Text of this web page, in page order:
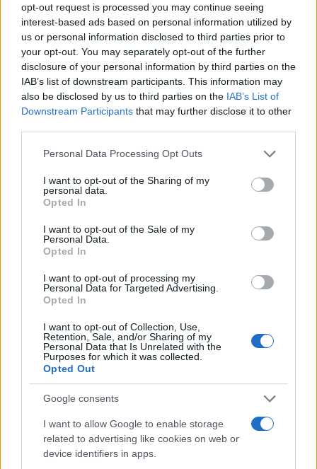
opt-out request is processed you may continue seeing
interest-based ads based on personal information utilized by
us or personal information disclosed to third parties prior to
your opt-out. You may separately opt-out of the further
disclosure of your personal information by third parties on the
IAB’s list of downstream participants. This information may
also be disclosed by us to third parties on the IAB’s List of
Downstream Participants that may further disclose it to other
Please note that this website/app uses one or more Google
not limited to your visit or usage behaviour. You may click to
grant or deny consent to Google and its third-party tags to
use your data for below specified purposes in below Google
consent section.
Personal Data Processing Opt Outs
I want to opt-out of the Sharing of my
personal data.
Opted In
I want to opt-out of the Sale of my
Personal Data.
Opted In
I want to opt-out of processing my
Personal Data for Targeted Advertising.
Opted In
I want to opt-out of Collection, Use,
Retention, Sale, and/or Sharing of my
Personal Data that Is Unrelated with the
Purposes for which it was collected.
Opted Out
Google consents
I want to allow Google to enable storage
related to advertising like cookies on web or
device identifiers in apps.
Cómo la transición a vehículos eléctricos
está transformando la industria
automotriz europea
La industria automotriz europea enfrenta una transformación
Los coches más buscados
AUTOMOVIL